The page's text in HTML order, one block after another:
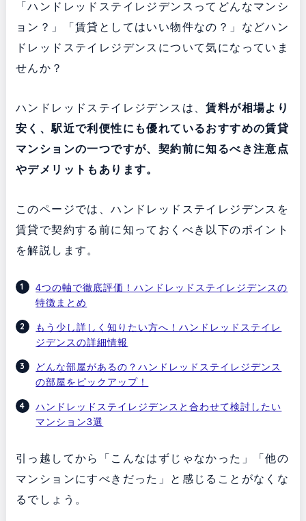
「ハンドレッドステイレジデンスってどんなマンシ
ョン？」「賃貸としてはいい物件なの？」などハン
ドレッドステイレジデンスについて気になっていま
せんか？
ハンドレッドステイレジデンスは、賃料が相場より
安く、駅近で利便性にも優れているおすすめの賃貸
マンションの一つですが、契約前に知るべき注意点
やデメリットもあります。
このページでは、ハンドレッドステイレジデンスを
賃貸で契約する前に知っておくべき以下のポイント
を解説します。
4つの軸で徹底評価！ハンドレッドステイレジデンスの
特徴まとめ
もう少し詳しく知りたい方へ！ハンドレッドステイレ
ジデンスの詳細情報
どんな部屋があるの？ハンドレッドステイレジデンス
の部屋をピックアップ！
ハンドレッドステイレジデンスと合わせて検討したい
マンション3選
引っ越してから「こんなはずじゃなかった」「他の
マンションにすべきだった」と感じることがなくな
るでしょう。